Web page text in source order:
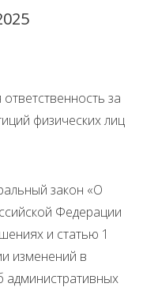
за
физических лиц
закон «О
Федерации
и статью 1
изменений в
административных